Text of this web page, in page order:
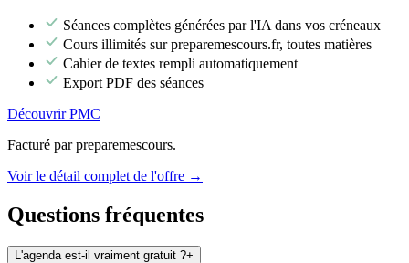
Séances complètes générées par l'IA dans vos créneaux
Cours illimités sur preparemescours.fr, toutes matières
Cahier de textes rempli automatiquement
Export PDF des séances
Découvrir PMC
Facturé par preparemescours.
Voir le détail complet de l'offre →
Questions fréquentes
L'agenda est-il vraiment gratuit ?+